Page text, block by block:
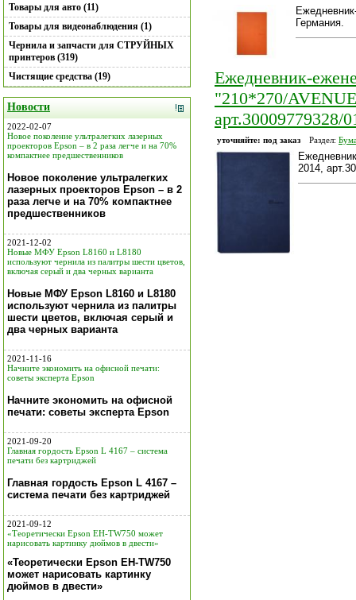
Товары для авто (11)
Товары для видеонаблюдения (1)
Чернила и запчасти для СТРУЙНЫХ
принтеров (319)
Чистящие средства (19)
Новости
2022-02-07
Новое поколение ультралегких лазерных
проекторов Epson – в 2 раза легче и на 70%
компактнее предшественников
Новое поколение ультралегких
лазерных проекторов Epson – в 2
раза легче и на 70% компактнее
предшественников
2021-12-02
Новые МФУ Epson L8160 и L8180
используют чернила из палитры шести цветов,
включая серый и два черных варианта
Новые МФУ Epson L8160 и L8180
используют чернила из палитры
шести цветов, включая серый и
два черных варианта
2021-11-16
Начните экономить на офисной печати:
советы эксперта Epson
Начните экономить на офисной
печати: советы эксперта Epson
2021-09-20
Главная гордость Epson L 4167 – система
печати без картриджей
Главная гордость Epson L 4167 –
система печати без картриджей
2021-09-12
«Теоретически Epson EH-TW750 может
нарисовать картинку дюймов в двести»
«Теоретически Epson EH-TW750
может нарисовать картинку
дюймов в двести»
Германия.
Ежедневник-
"210*270/
арт.30009779328/
уточняйте: под заказ Раздел:
2014,